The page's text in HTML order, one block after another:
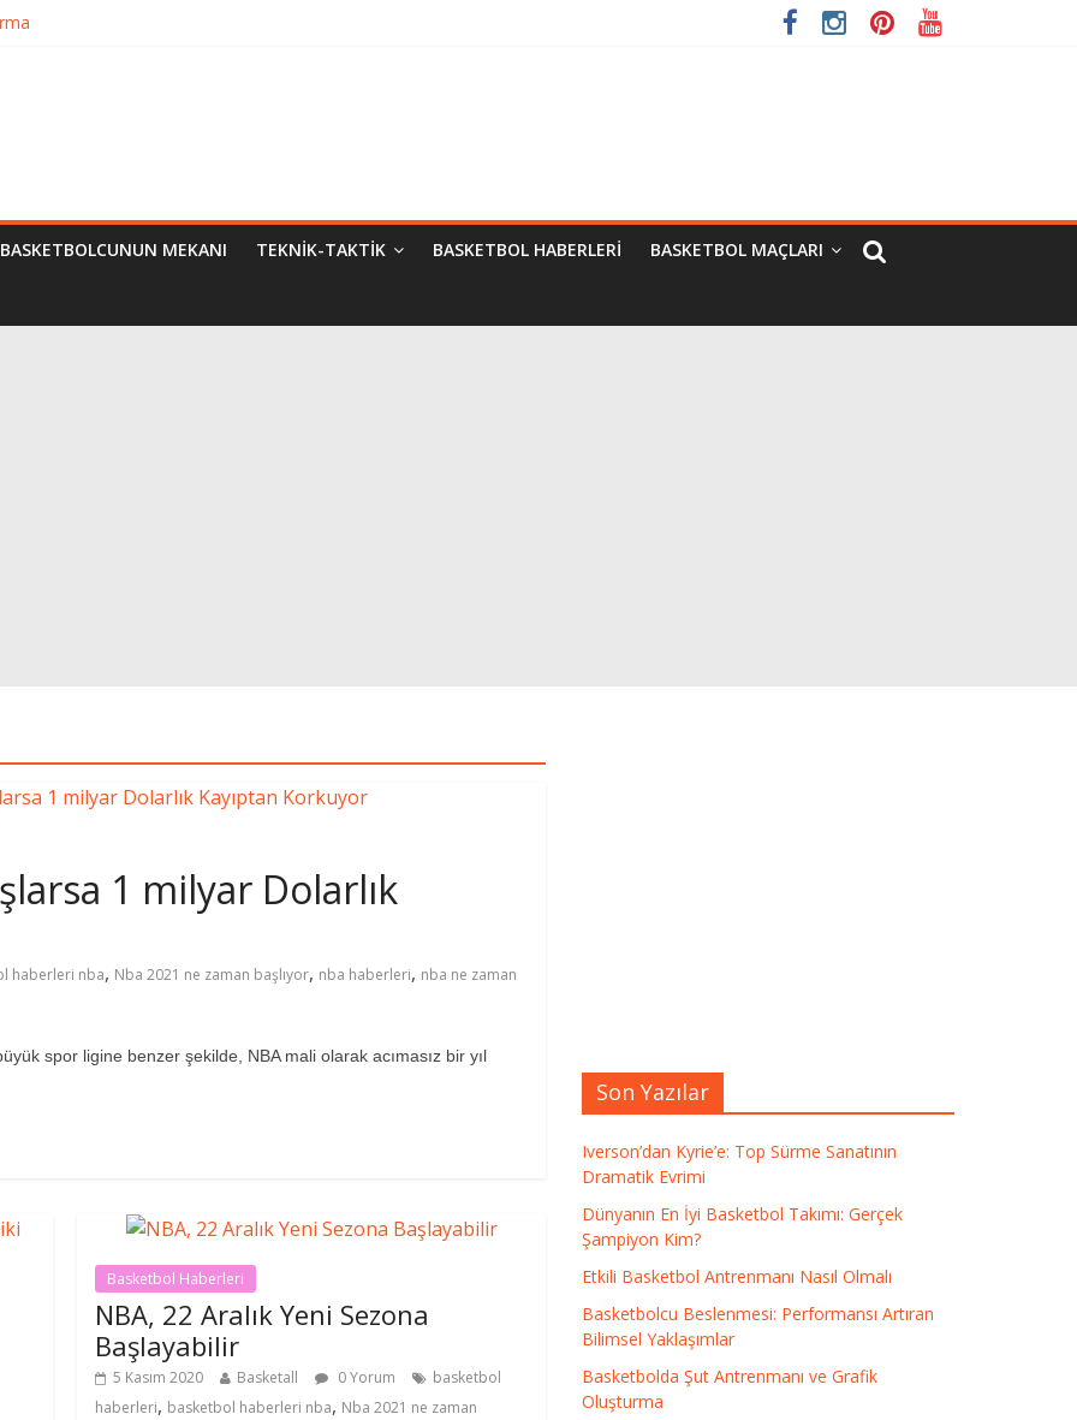
Yaklaşımlar
BASKETBOLCUNUN MEKANI TEKNIK-TAKTIK BASKETBOL HABERLERI BASKETBOL MAÇLARI
1 milyar Dolarlık
haberleri nba, Nba 2021 ne zaman başlıyor, nba haberleri, nba ne zaman
spor ligine benzer şekilde, NBA mali olarak acımasız bir yıl
Basketbol Haberleri
NBA, 22 Aralık Yeni Sezona
Başlayabilir
5 Kasım 2020 Basketall 0 Yorum
basketbol
haberleri, basketbol haberleri nba, Nba 2021 ne zaman
Son Yazılar
Iverson’dan Kyrie’e: Top Sürme Sanatının
Dramatik Evrimi
Dünyanın En İyi Basketbol Takımı: Gerçek
Şampiyon Kim?
Etkili Basketbol Antrenmanı Nasıl Olmalı
Basketbolcu Beslenmesi: Performansı Artıran
Bilimsel Yaklaşımlar
Basketbolda Şut Antrenmanı ve Grafik
Oluşturma